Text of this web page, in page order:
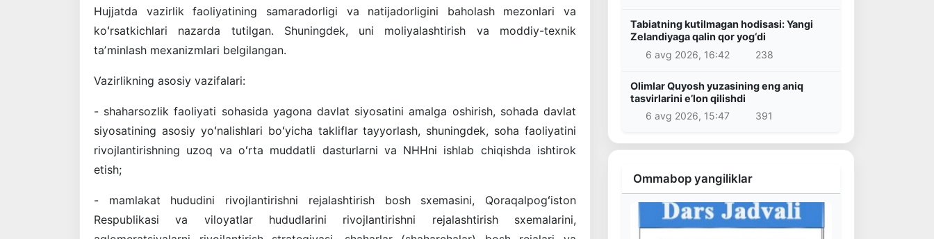
Hujjatda vazirlik faoliyatining samaradorligi va natijadorligini baholash mezonlari va
koʻrsatkichlari nazarda tutilgan. Shuningdek, uni moliyalashtirish va moddiy-texnik
taʼminlash mexanizmlari belgilangan.
Vazirlikning asosiy vazifalari:
- shaharsozlik faoliyati sohasida yagona davlat siyosatini amalga oshirish, sohada davlat
siyosatining asosiy yoʻnalishlari boʻyicha takliflar tayyorlash, shuningdek, soha faoliyatini
rivojlantirishning uzoq va oʻrta muddatli dasturlarni va NHHni ishlab chiqishda ishtirok
etish;
- mamlakat hududini rivojlantirishni rejalashtirish bosh sxemasini, Qoraqalpogʻiston
Respublikasi va viloyatlar hududlarini rivojlantirishni rejalashtirish sxemalarini,
Tabiatning kutilmagan hodisasi: Yangi
Zelandiyaga qalin qor yog‘di
6 avg 2026, 16:42
238
Olimlar Quyosh yuzasining eng aniq
tasvirlarini e’lon qilishdi
6 avg 2026, 15:47
391
Ommabop yangiliklar